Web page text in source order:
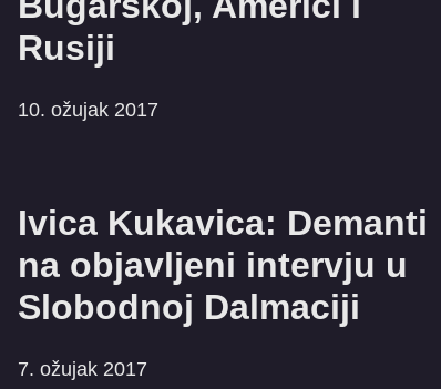
Rusiji
10. ožujak 2017
Ivica Kukavica: Demanti
na objavljeni intervju u
Slobodnoj Dalmaciji
7. ožujak 2017